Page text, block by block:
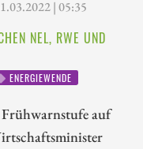
| 05:35
NEL, RWE UND
ENERGIEWENDE
auf